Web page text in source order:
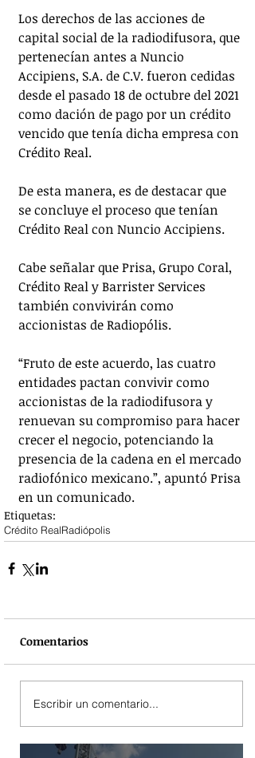
Los derechos de las acciones de
capital social de la radiodifusora, que
pertenecían antes a Nuncio
Accipiens, S.A. de C.V. fueron cedidas
desde el pasado 18 de octubre del 2021
como dación de pago por un crédito
vencido que tenía dicha empresa con
Crédito Real.
De esta manera, es de destacar que
se concluye el proceso que tenían
Crédito Real con Nuncio Accipiens.
Cabe señalar que Prisa, Grupo Coral,
Crédito Real y Barrister Services
también convivirán como
accionistas de Radiopólis.
“Fruto de este acuerdo, las cuatro
entidades pactan convivir como
accionistas de la radiodifusora y
renuevan su compromiso para hacer
crecer el negocio, potenciando la
presencia de la cadena en el mercado
radiofónico mexicano.”, apuntó Prisa
en un comunicado.
Etiquetas:
Crédito RealRadiópolis
Comentarios
Escribir un comentario...